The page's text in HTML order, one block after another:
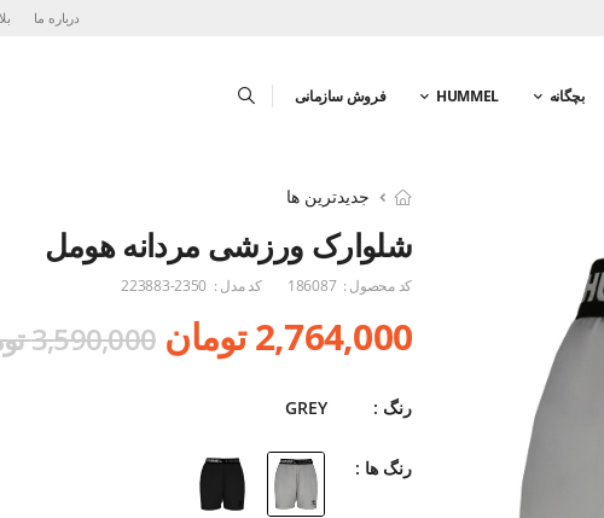
درباره ما
بچگانه HUMMEL فروش سازمانی
جدیدترین ها
شلوارک ورزشی مردانه هومل
کد محصول : 186087 کد مدل : 223883-2350
2,764,000 تومان 3,590,000 تومان
رنگ : GREY
رنگ ها :